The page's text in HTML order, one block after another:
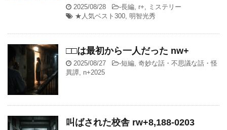
2025/08/28 -長編 r+
ミステリー
★人気ベスト300 明智光秀
□□は最初から一人だった nw+
2025/08/27 -短編 奇妙な話・不思議な話・怪
異譚 n+2025
叫ばされた校舎 rw+8,188-0203